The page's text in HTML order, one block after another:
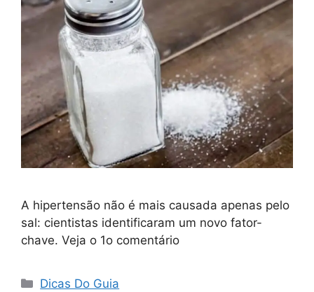
A hipertensão não é mais causada apenas pelo
sal: cientistas identificaram um novo fator-
chave. Veja o 1o comentário
Categorias
Dicas Do Guia